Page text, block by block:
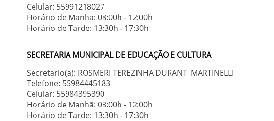
Celular: 55991218027
Horário de Manhã: 08:00h - 12:00h
Horário de Tarde: 13:30h - 17:30h
SECRETARIA MUNICIPAL DE EDUCAÇÃO E CULTURA
Secretario(a): ROSMERI TEREZINHA DURANTI MARTINELLI
Telefone: 55984445183
Celular: 55984395390
Horário de Manhã: 08:00h - 12:00h
Horário de Tarde: 13:30h - 17:30h